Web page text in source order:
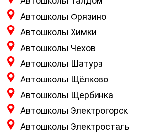
Автошколы Фрязино
Автошколы Химки
Автошколы Чехов
Автошколы Шатура
Автошколы Щёлково
Автошколы Щербинка
Автошколы Электрогорск
Автошколы Электросталь